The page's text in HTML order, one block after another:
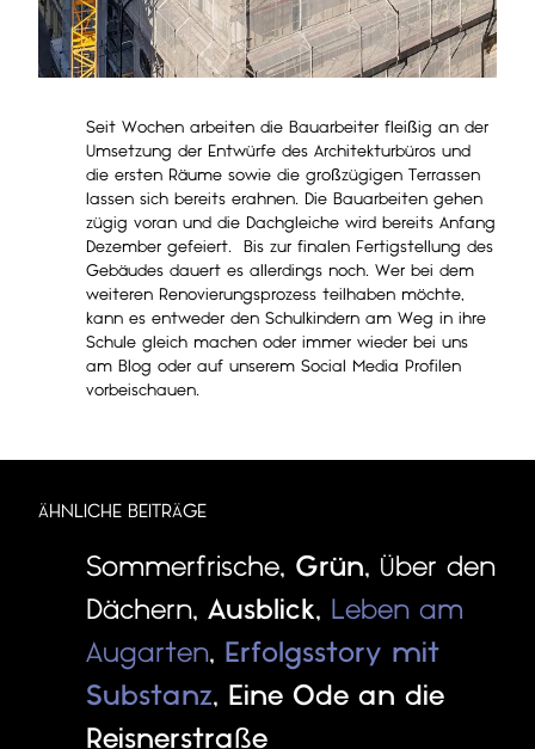
Seit Wochen arbeiten die Bauarbeiter fleißig an der
Umsetzung der Entwürfe des Architekturbüros und
die ersten Räume sowie die großzügigen Terrassen
lassen sich bereits erahnen. Die Bauarbeiten gehen
zügig voran und die Dachgleiche wird bereits Anfang
Dezember gefeiert. Bis zur finalen Fertigstellung des
Gebäudes dauert es allerdings noch. Wer bei dem
weiteren Renovierungsprozess teilhaben möchte,
kann es entweder den Schulkindern am Weg in ihre
Schule gleich machen oder immer wieder bei uns
am Blog oder auf unserem Social Media Profilen
vorbeischauen.
ÄHNLICHE BEITRÄGE
Sommerfrische, Grün, Über den
Dächern, Ausblick, Leben am
Augarten, Erfolgsstory mit
Substanz, Eine Ode an die
Reisnerstraße